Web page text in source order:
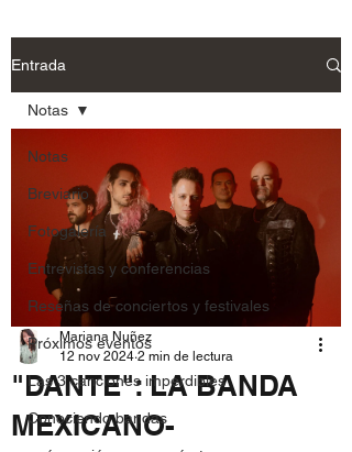
Entrada
Notas
Breviario
Fotogalería
Entrevistas y conferencias
Reseñas de conciertos y festivales
Próximos eventos
Las 3 canciones imperdibles
Conociendo bandas
Notas
"DANTE": LA BANDA
MEXICANO-
Mariana Nuñez
12 nov 2024 2 min de lectura